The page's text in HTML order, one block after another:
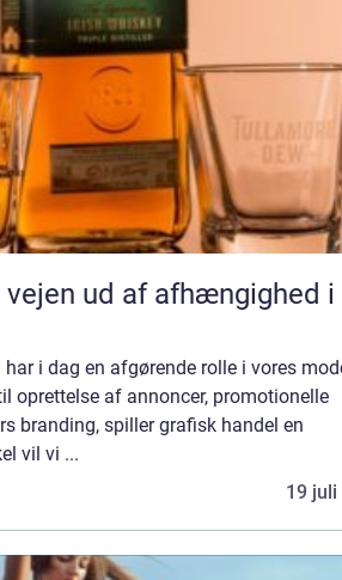
i dag en afgørende rolle i vores
oprettelse af annoncer, promotionelle
branding, spiller grafisk handel en
vil vi ...
19 juli